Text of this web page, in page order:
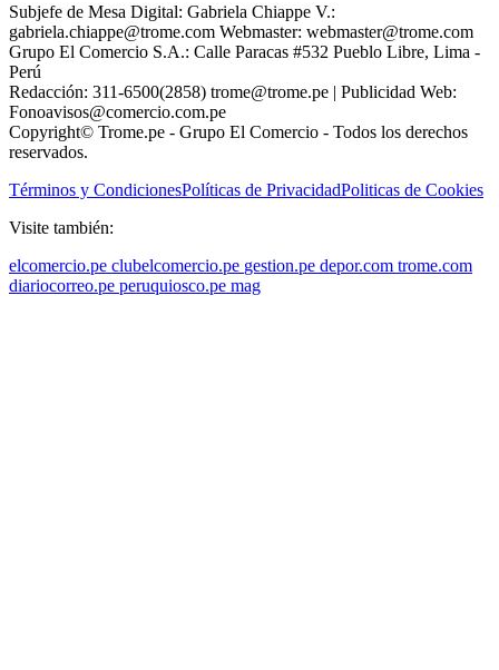
Subjefe de Mesa Digital: Gabriela Chiappe V.:
gabriela.chiappe@trome.com Webmaster: webmaster@trome.com
Grupo El Comercio S.A.: Calle Paracas #532 Pueblo Libre, Lima -
Perú
Redacción: 311-6500(2858) trome@trome.pe | Publicidad Web:
Fonoavisos@comercio.com.pe
Copyright© Trome.pe - Grupo El Comercio - Todos los derechos
reservados.
Términos y CondicionesPolíticas de PrivacidadPoliticas de Cookies
Visite también:
elcomercio.pe clubelcomercio.pe gestion.pe depor.com trome.com
diariocorreo.pe peruquiosco.pe mag